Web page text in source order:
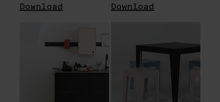
Download Download